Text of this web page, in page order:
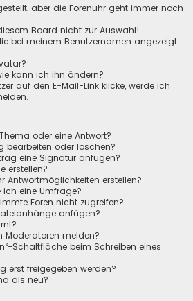
aber die Forenuhr geht immer noch
Board nicht zur Auswahl!
bei meinem Benutzernamen angezeigt
kann ich ihn ändern?
auf den E-Mail-Link klicke, werde ich
oder eine Antwort?
bearbeiten oder löschen?
eine Signatur anfügen?
erstellen?
Antwortmöglichkeiten erstellen?
eine Umfrage?
Foren nicht zugreifen?
anfügen?
Moderatoren melden?
Schaltfläche beim Schreiben eines
erst freigegeben werden?
als neu?